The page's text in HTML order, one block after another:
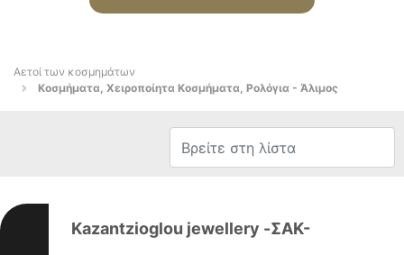
Αετοί των κοσμημάτων
Κοσμήματα, Χειροποίητα Κοσμήματα, Ρολόγια - Άλιμος
Kazantzioglou jewellery -ΣΑΚ-